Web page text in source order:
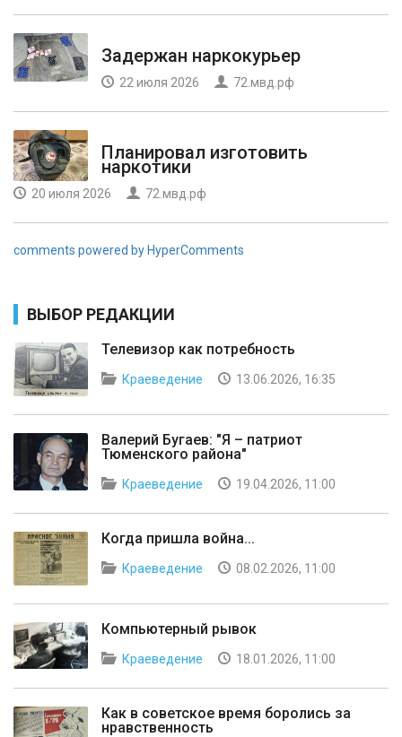
Задержан наркокурьер
22 июля 2026 72.мвд.рф
Планировал изготовить
наркотики
20 июля 2026 72.мвд.рф
comments powered by HyperComments
ВЫБОР РЕДАКЦИИ
Телевизор как потребность
Краеведение 13.06.2026, 16:35
Валерий Бугаев: "Я – патриот
Тюменского района"
Краеведение 19.04.2026, 11:00
Когда пришла война...
Краеведение 08.02.2026, 11:00
Компьютерный рывок
Краеведение 18.01.2026, 11:00
Как в советское время боролись за
нравственность